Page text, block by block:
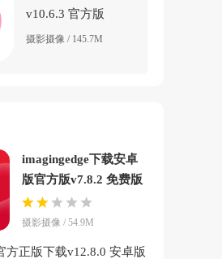
v10.6.3 官方版
摄影摄像 / 145.7M
imagingedge下载安卓
版官方版v7.8.2 免费版
摄影摄像 / 54.9M
方正版下载v12.8.0 安卓版